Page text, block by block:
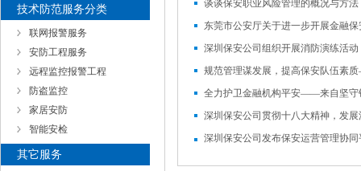
技术防范服务分类
联网报警服务
安防工程服务
远程监控报警工程
防盗监控
家居安防
智能安检
其它服务
谈谈保安职业风险管理的概况与方法
深圳保安公司贯彻十八大精神，发
深圳保安公司发布保安运营管理协同